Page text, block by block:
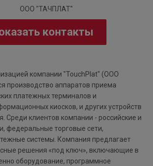
контакты
компании "TouchPlat" (ООО
производство аппаратов приема
платежных терминалов и
киосков, и других устройств
Среди клиентов компании - российские и
федеральные торговые сети,
системы. Компания предлагает
решения «под ключ», включающие в
оборудование, программное